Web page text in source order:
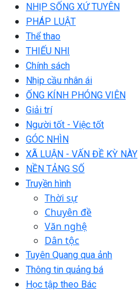
NHỊP SỐNG XỨ TUYÊN
PHÁP LUẬT
Thể thao
THIẾU NHI
Chính sách
Nhịp cầu nhân ái
ỐNG KÍNH PHÓNG VIÊN
Giải trí
Người tốt - Việc tốt
GÓC NHÌN
XÃ LUẬN - VẤN ĐỀ KỲ NÀY
NỀN TẢNG SỐ
Truyền hình
Thời sự
Chuyên đề
Văn nghệ
Dân tộc
Tuyên Quang qua ảnh
Thông tin quảng bá
Học tập theo Bác